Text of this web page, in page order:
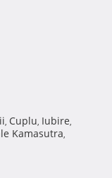
, Cuplu, Iubire,
Kamasutra,